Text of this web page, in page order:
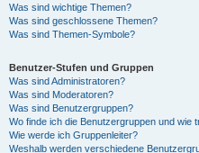
Was sind wichtige Themen?
Was sind geschlossene Themen?
Was sind Themen-Symbole?
Benutzer-Stufen und Gruppen
Was sind Administratoren?
Was sind Moderatoren?
Was sind Benutzergruppen?
Wo finde ich die Benutzergruppen und wie
Wie werde ich Gruppenleiter?
Weshalb werden verschiedene